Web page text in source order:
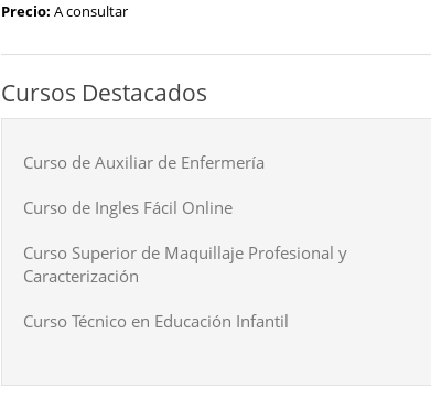
Precio: A consultar
Cursos Destacados
Curso de Auxiliar de Enfermería
Curso de Ingles Fácil Online
Curso Superior de Maquillaje Profesional y
Caracterización
Curso Técnico en Educación Infantil